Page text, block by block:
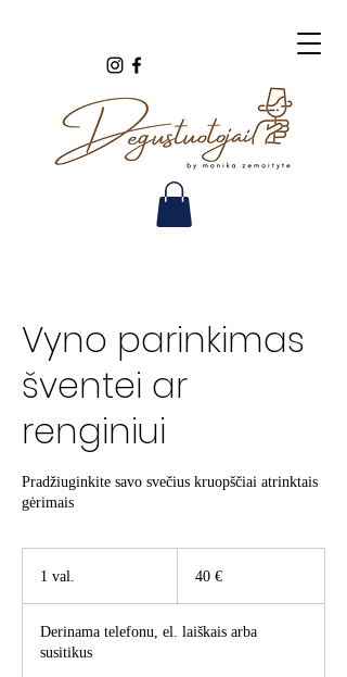
Vyno parinkimas
šventei ar
renginiui
Pradžiuginkite savo svečius kruopščiai atrinktais
gėrimais
1 val.
l
40 €
Derinama telefonu, el. laiškais arba
susitikus